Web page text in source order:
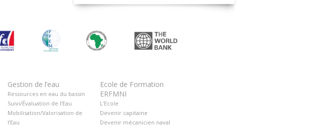
Gestion de l’eau
Ressources en eau du bassin
Suivi/Évaluation de l’Eau
Mobilisation/Valorisation de
l’Eau
Ecole de Formation
ERFMNI
L’Ecole
Devenir capitaine
Devenir mécanicien naval